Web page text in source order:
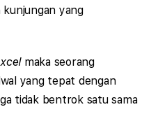
kunjungan yang
maka seorang
yang tepat dengan
tidak bentrok satu sama